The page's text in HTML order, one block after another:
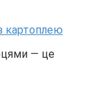
— це